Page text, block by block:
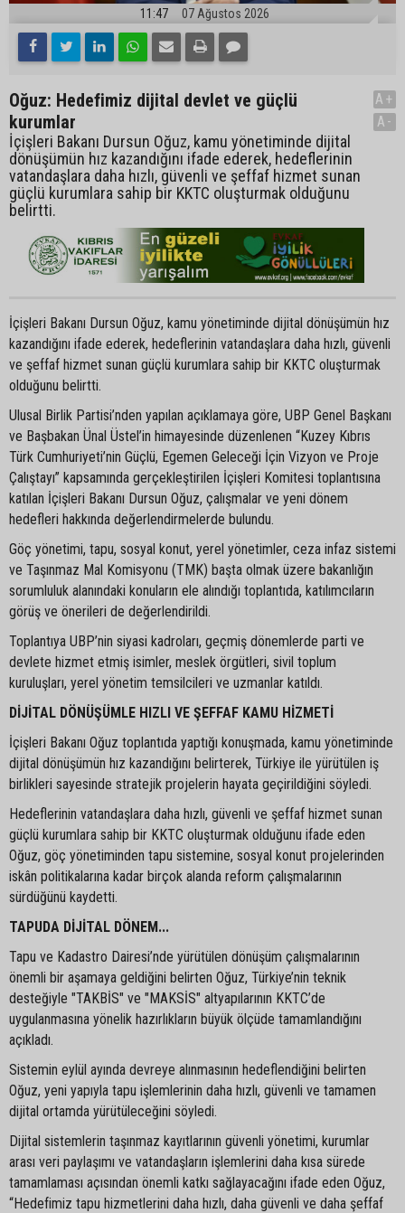
11:47 07 Ağustos 2026
Oğuz: Hedefimiz dijital devlet ve güçlü
kurumlar
İçişleri Bakanı Dursun Oğuz, kamu yönetiminde dijital
dönüşümün hız kazandığını ifade ederek, hedeflerinin
vatandaşlara daha hızlı, güvenli ve şeffaf hizmet sunan
güçlü kurumlara sahip bir KKTC oluşturmak olduğunu
belirtti.
A+
A-
İçişleri Bakanı Dursun Oğuz, kamu yönetiminde dijital dönüşümün hız
kazandığını ifade ederek, hedeflerinin vatandaşlara daha hızlı, güvenli
ve şeffaf hizmet sunan güçlü kurumlara sahip bir KKTC oluşturmak
olduğunu belirtti.
Ulusal Birlik Partisi’nden yapılan açıklamaya göre, UBP Genel Başkanı
ve Başbakan Ünal Üstel’in himayesinde düzenlenen “Kuzey Kıbrıs
Türk Cumhuriyeti’nin Güçlü, Egemen Geleceği İçin Vizyon ve Proje
Çalıştayı” kapsamında gerçekleştirilen İçişleri Komitesi toplantısına
katılan İçişleri Bakanı Dursun Oğuz, çalışmalar ve yeni dönem
hedefleri hakkında değerlendirmelerde bulundu.
Göç yönetimi, tapu, sosyal konut, yerel yönetimler, ceza infaz sistemi
ve Taşınmaz Mal Komisyonu (TMK) başta olmak üzere bakanlığın
sorumluluk alanındaki konuların ele alındığı toplantıda, katılımcıların
görüş ve önerileri de değerlendirildi.
Toplantıya UBP’nin siyasi kadroları, geçmiş dönemlerde parti ve
devlete hizmet etmiş isimler, meslek örgütleri, sivil toplum
kuruluşları, yerel yönetim temsilcileri ve uzmanlar katıldı.
DİJİTAL DÖNÜŞÜMLE HIZLI VE ŞEFFAF KAMU HİZMETİ
İçişleri Bakanı Oğuz toplantıda yaptığı konuşmada, kamu yönetiminde
dijital dönüşümün hız kazandığını belirterek, Türkiye ile yürütülen iş
birlikleri sayesinde stratejik projelerin hayata geçirildiğini söyledi.
Hedeflerinin vatandaşlara daha hızlı, güvenli ve şeffaf hizmet sunan
güçlü kurumlara sahip bir KKTC oluşturmak olduğunu ifade eden
Oğuz, göç yönetiminden tapu sistemine, sosyal konut projelerinden
iskân politikalarına kadar birçok alanda reform çalışmalarının
sürdüğünü kaydetti.
TAPUDA DİJİTAL DÖNEM...
Tapu ve Kadastro Dairesi’nde yürütülen dönüşüm çalışmalarının
önemli bir aşamaya geldiğini belirten Oğuz, Türkiye’nin teknik
desteğiyle "TAKBİS" ve "MAKSİS" altyapılarının KKTC’de
uygulanmasına yönelik hazırlıkların büyük ölçüde tamamlandığını
açıkladı.
Sistemin eylül ayında devreye alınmasının hedeflendiğini belirten
Oğuz, yeni yapıyla tapu işlemlerinin daha hızlı, güvenli ve tamamen
dijital ortamda yürütüleceğini söyledi.
Dijital sistemlerin taşınmaz kayıtlarının güvenli yönetimi, kurumlar
arası veri paylaşımı ve vatandaşların işlemlerini daha kısa sürede
tamamlaması açısından önemli katkı sağlayacağını ifade eden Oğuz,
“Hedefimiz tapu hizmetlerini daha hızlı, daha güvenli ve daha şeffaf